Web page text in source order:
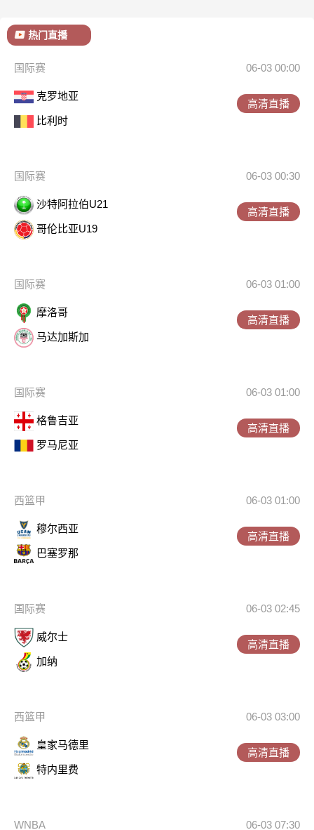
热门直播
国际赛 06-03 00:00
克罗地亚
比利时
高清直播
国际赛 06-03 00:30
沙特阿拉伯U21
哥伦比亚U19
高清直播
国际赛 06-03 01:00
摩洛哥
马达加斯加
高清直播
国际赛 06-03 01:00
格鲁吉亚
罗马尼亚
高清直播
西篮甲 06-03 01:00
穆尔西亚
巴塞罗那
高清直播
国际赛 06-03 02:45
威尔士
加纳
高清直播
西篮甲 06-03 03:00
皇家马德里
特内里费
高清直播
WNBA 06-03 07:30